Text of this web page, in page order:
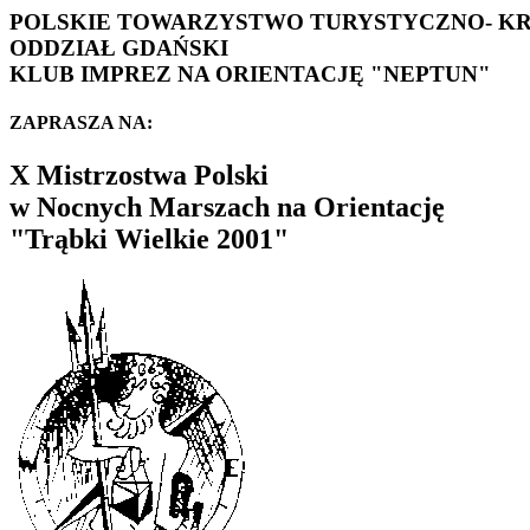
POLSKIE TOWARZYSTWO TURYSTYCZNO-
ODDZIAŁ GDAŃSKI
KLUB IMPREZ NA ORIENTACJĘ "NEPTUN"
ZAPRASZA NA:
X Mistrzostwa Polski
w Nocnych Marszach na Orientację
"Trąbki Wielkie 2001"